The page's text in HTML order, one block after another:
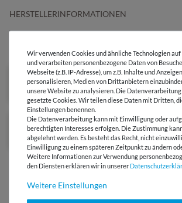
HERSTELLERINFORMATIONEN
DIESER STOFF IN ANDEREN
Ausverkauft
Wir verwenden Cookies und ähnliche Technologien
und verarbeiten personenbezogene Daten von
Webseite (z.B. IP-Adresse), um z.B. Inhalte und
personalisieren, Medien von Drittanbietern
unsere Website zu analysieren. Die
gesetzte Cookies. Wir teilen diese Daten mit Dritten,
Einstellungen benennen.
Die Datenverarbeitung kann mit Einwilligung oder
berechtigten Interesses erfolgen. Die Zustimmung
abgelehnt werden. Es besteht das Recht, nicht
Einwilligung zu einem späteren Zeitpunkt zu ändern
Weitere Informationen zur Verwendung
den Diensten erklären wir in unserer
Weitere Einstellungen